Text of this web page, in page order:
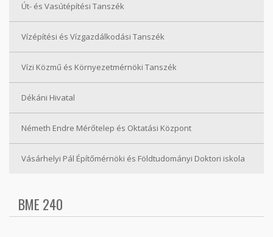
Út- és Vasútépítési Tanszék
Vízépítési és Vízgazdálkodási Tanszék
Vízi Közmű és Környezetmérnöki Tanszék
Dékáni Hivatal
Németh Endre Mérőtelep és Oktatási Központ
Vásárhelyi Pál Építőmérnöki és Földtudományi Doktori iskola
BME 240